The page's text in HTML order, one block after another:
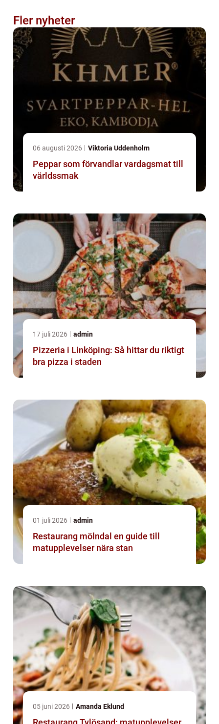
Fler nyheter
06 augusti 2026 Viktoria Uddenholm
Peppar som förvandlar vardagsmat till
världssmak
17 juli 2026 admin
Pizzeria i Linköping: Så hittar du riktigt
bra pizza i staden
01 juli 2026 admin
Restaurang mölndal en guide till
matupplevelser nära stan
05 juni 2026 Amanda Eklund